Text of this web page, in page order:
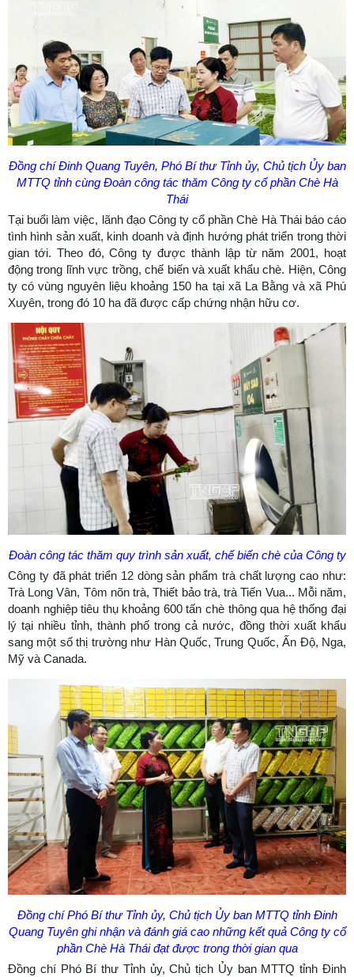
Đồng chí Đinh Quang Tuyên, Phó Bí thư Tỉnh ủy, Chủ tịch Ủy ban
MTTQ tỉnh cùng Đoàn công tác thăm Công ty cổ phần Chè Hà
Thái
Tại buổi làm việc, lãnh đạo Công ty cổ phần Chè Hà Thái báo cáo
tình hình sản xuất, kinh doanh và định hướng phát triển trong thời
gian tới. Theo đó, Công ty được thành lập từ năm 2001, hoạt
động trong lĩnh vực trồng, chế biến và xuất khẩu chè. Hiện, Công
ty có vùng nguyên liệu khoảng 150 ha tại xã La Bằng và xã Phú
Xuyên, trong đó 10 ha đã được cấp chứng nhận hữu cơ.
Đoàn công tác thăm quy trình sản xuất, chế biến chè của Công ty
Công ty đã phát triển 12 dòng sản phẩm trà chất lượng cao như:
Trà Long Vân, Tôm nõn trà, Thiết bảo trà, trà Tiến Vua... Mỗi năm,
doanh nghiệp tiêu thụ khoảng 600 tấn chè thông qua hệ thống đại
lý tại nhiều tỉnh, thành phố trong cả nước, đồng thời xuất khẩu
sang một số thị trường như Hàn Quốc, Trung Quốc, Ấn Độ, Nga,
Mỹ và Canada.
Đồng chí Phó Bí thư Tỉnh ủy, Chủ tịch Ủy ban MTTQ tỉnh Đinh
Quang Tuyên ghi nhận và đánh giá cao những kết quả Công ty cổ
phần Chè Hà Thái đạt được trong thời gian qua
Đồng chí Phó Bí thư Tỉnh ủy, Chủ tịch Ủy ban MTTQ tỉnh Đinh